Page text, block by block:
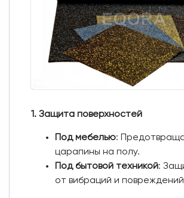
1. Защита поверхностей
Под мебелью:
царапины на полу.
Под бытовой техникой:
от вибраций и